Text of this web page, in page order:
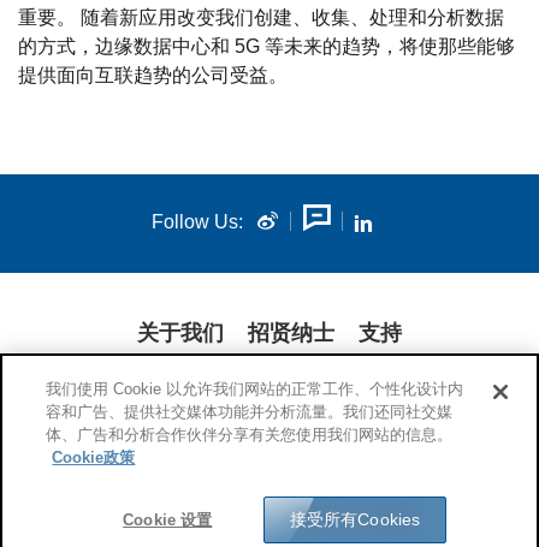
重要。 随着新应用改变我们创建、收集、处理和分析数据
的方式，边缘数据中心和 5G 等未来的趋势，将使那些能够
提供面向互联趋势的公司受益。
Follow Us:
关于我们 招贤纳士 支持
隐私政策 法律公告 COOKIES 披露声明
© 1994-2026 康宁公司。保留所有权利。
我们使用 Cookie 以允许我们网站的正常工作、个性化设计内
容和广告、提供社交媒体功能并分析流量。我们还同社交媒
体、广告和分析合作伙伴分享有关您使用我们网站的信息。
Cookie政策
Cookie 设置 接受所有Cookies